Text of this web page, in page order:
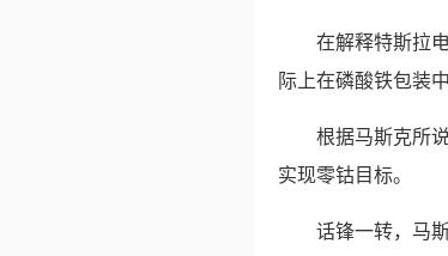
在解释特斯拉
际上在磷酸铁包装
根据马斯克所
实现零钴目标。
话锋一转，马